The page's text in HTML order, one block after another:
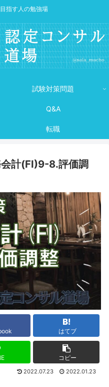
指す人の勉強場
試験対策問題
Q&A
転職
会計(FI)9-8.評価調
はてブ
コピー
2022.07.23 2022.01.23